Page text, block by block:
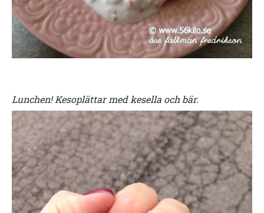
Lunchen! Kesoplättar med kesella och bär.